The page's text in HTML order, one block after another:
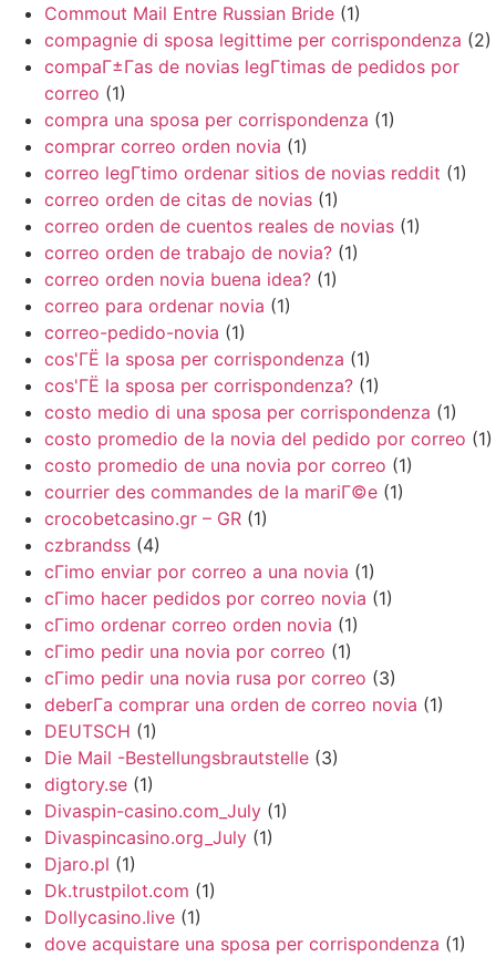
Commout Mail Entre Russian Bride (1)
compagnie di sposa legittime per corrispondenza (2)
compaГ±Г­as de novias legГ­timas de pedidos por
correo (1)
compra una sposa per corrispondenza (1)
comprar correo orden novia (1)
correo legГ­timo ordenar sitios de novias reddit (1)
correo orden de citas de novias (1)
correo orden de cuentos reales de novias (1)
correo orden de trabajo de novia? (1)
correo orden novia buena idea? (1)
correo para ordenar novia (1)
correo-pedido-novia (1)
cos'ГЁ la sposa per corrispondenza (1)
cos'ГЁ la sposa per corrispondenza? (1)
costo medio di una sposa per corrispondenza (1)
costo promedio de la novia del pedido por correo (1)
costo promedio de una novia por correo (1)
courrier des commandes de la mariГ©e (1)
crocobetcasino.gr – GR (1)
czbrandss (4)
cГіmo enviar por correo a una novia (1)
cГіmo hacer pedidos por correo novia (1)
cГіmo ordenar correo orden novia (1)
cГіmo pedir una novia por correo (1)
cГіmo pedir una novia rusa por correo (3)
deberГ­a comprar una orden de correo novia (1)
DEUTSCH (1)
Die Mail -Bestellungsbrautstelle (3)
digtory.se (1)
Divaspin-casino.com_July (1)
Divaspincasino.org_July (1)
Djaro.pl (1)
Dk.trustpilot.com (1)
Dollycasino.live (1)
dove acquistare una sposa per corrispondenza (1)